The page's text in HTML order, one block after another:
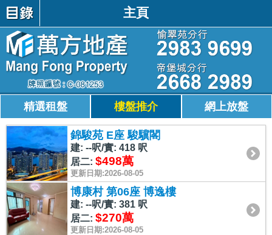
主頁
精選租盤 樓盤推介 網上放盤
錦駿苑 E座 駿驥閣
建: --呎/實: 418 呎
居二: $498萬
更新日期:2026-08-05
博康村 第06座 博逸樓
建: --呎/實: 381 呎
居二: $270萬
更新日期:2026-08-05